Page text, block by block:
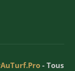
- Tous